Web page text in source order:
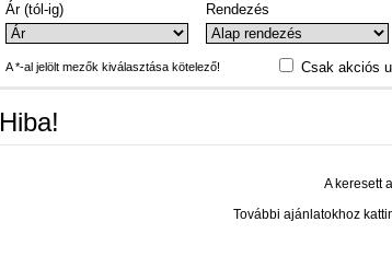
Ár (tól-ig) Rendezés
A *-al jelölt mezők kiválasztása kötelező! Csak akciós
Hiba!
A keresett
További ajánlatokhoz